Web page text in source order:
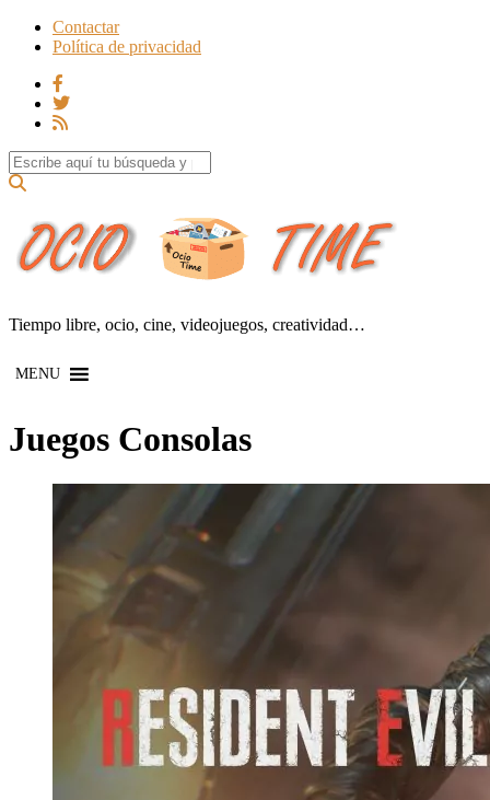
Contactar
Política de privacidad
Search for:
Tiempo libre, ocio, cine, videojuegos, creatividad…
MENU
Juegos Consolas